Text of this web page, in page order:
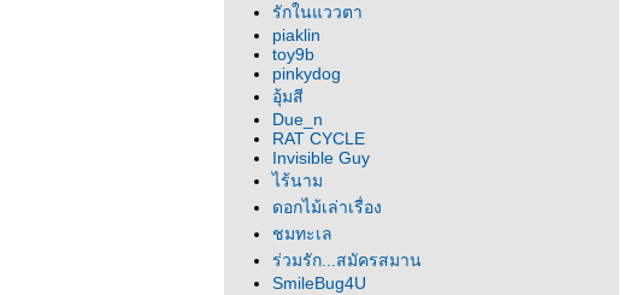
รักในแววตา
piaklin
toy9b
pinkydog
อุ้มสี
Due_n
RAT CYCLE
Invisible Guy
ไร้นาม
ดอกไม้เล่าเรื่อง
ชมทะเล
ร่วมรัก...สมัครสมาน
SmileBug4U